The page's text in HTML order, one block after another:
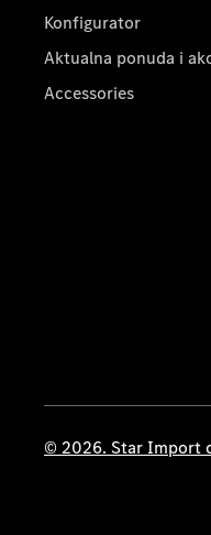
Konfigurator
Aktualna ponuda i
Accessories
© 2026. Star Import